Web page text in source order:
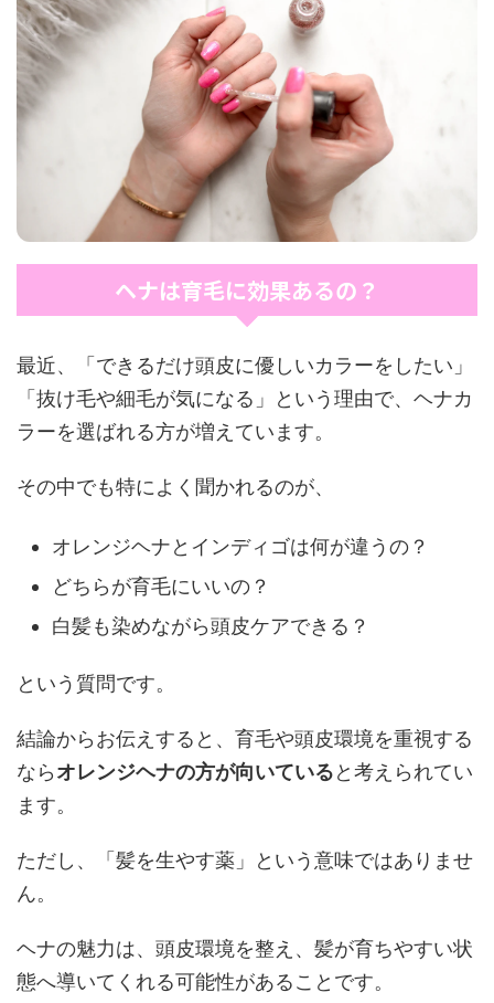
ヘナは育毛に効果あるの？
最近、「できるだけ頭皮に優しいカラーをしたい」
「抜け毛や細毛が気になる」という理由で、ヘナカ
ラーを選ばれる方が増えています。
その中でも特によく聞かれるのが、
オレンジヘナとインディゴは何が違うの？
どちらが育毛にいいの？
白髪も染めながら頭皮ケアできる？
という質問です。
結論からお伝えすると、育毛や頭皮環境を重視する
ならオレンジヘナの方が向いていると考えられてい
ます。
ただし、「髪を生やす薬」という意味ではありませ
ん。
ヘナの魅力は、頭皮環境を整え、髪が育ちやすい状
態へ導いてくれる可能性があることです。